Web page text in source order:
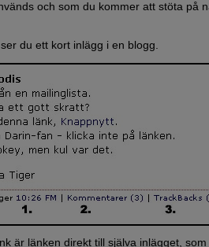
och som du kommer att stöta på
du ett kort inlägg i en blogg.
är länken direkt till själva inlägget,